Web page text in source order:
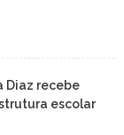
Diaz recebe
escolar